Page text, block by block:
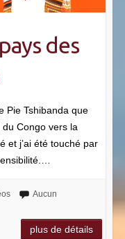
des
Pie Tshibanda que
Congo vers la
et j’ai été touché par
Aucun
plus de détails